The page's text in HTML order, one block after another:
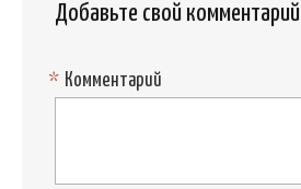
Добавьте свой комментарий
Комментарий
*